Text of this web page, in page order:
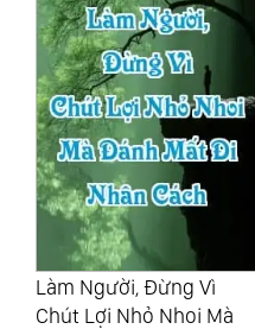
Làm Người, Đừng Vì
Chút Lợi Nhỏ Nhoi Mà